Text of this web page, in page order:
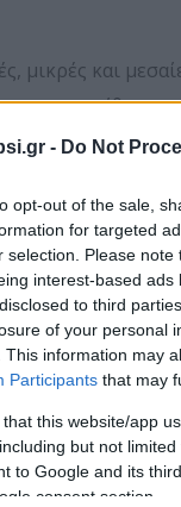
- Do Not
opt-out of the sale,
for targeted
selection. Please
interest-based
to third
of your personal
This information may
Participants that may
that this website/app
but not
to Google and its
consent section.
(ΣΣ ΚΑΠ)
μικρές και
της
δράσης.
της δράσης
αίτησης
επενδυτικό
της